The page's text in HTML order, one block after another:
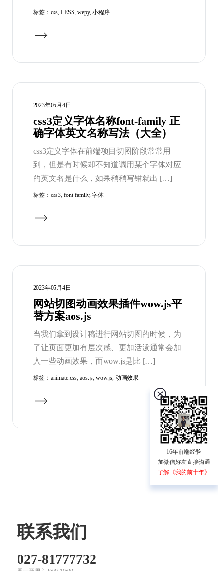
标签： css, LESS, wepy, 小程序
2023年05月4日
css3定义字体名称font-family 正
确字体英文名称写法（大全）
css3定义字体在前端项目切图阶段常常用
到，但是有时候却不知道调用某个字体对应
的英文名是什么，如果稍稍写错就出 […]
标签： css3, font-family, 字体
2023年05月4日
网站切图动画效果插件wow.js平
替方案aos.js
当我们拿到设计稿进行网站切图的时候，为
了让页面更加有层次感、更加活泼通常会加
入一些动画效果，而wow.js是比 […]
标签： animate.css, aos.js, wow.js, 动画效果
联系我们
027-81777732
16年前端经验
加微信好友直接沟通
了解《我的前十年》